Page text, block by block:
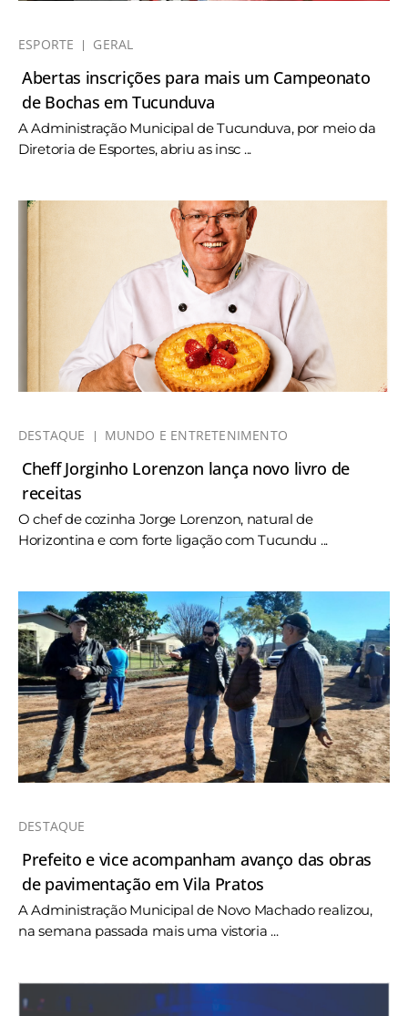
ESPORTE GERAL
Abertas inscrições para mais um Campeonato
de Bochas em Tucunduva
A Administração Municipal de Tucunduva, por meio da
Diretoria de Esportes, abriu as insc ...
DESTAQUE MUNDO E ENTRETENIMENTO
Cheff Jorginho Lorenzon lança novo livro de
receitas
O chef de cozinha Jorge Lorenzon, natural de
Horizontina e com forte ligação com Tucundu ...
DESTAQUE
Prefeito e vice acompanham avanço das obras
de pavimentação em Vila Pratos
A Administração Municipal de Novo Machado realizou,
na semana passada mais uma vistoria ...